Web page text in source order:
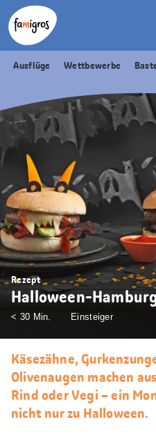
Sprungmarken
Navigation
Header
Logo
Ausflüge Wettbewerbe
Rezept
Halloween-
< 30 Min.
Einsteiger
Käsezähne,
Olivenaugen machen
Rind oder Vegi – ein
nicht nur zu Halloween.